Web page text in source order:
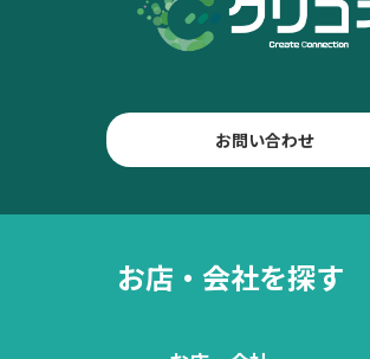
お問い合わせ
お店・会社を探す